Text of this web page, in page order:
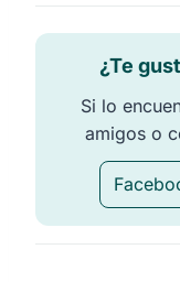
¿Te
Si lo
amigos o